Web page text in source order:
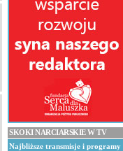
SKOKI NARCIARSKIE W TV
Najbliższe transmisje i programy